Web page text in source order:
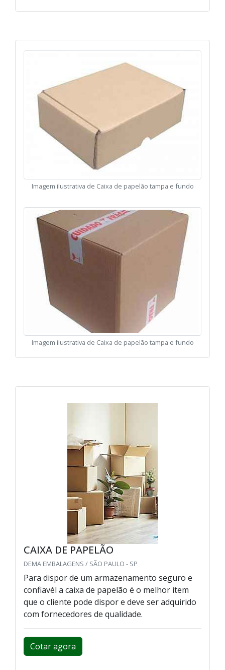
Imagem ilustrativa de Caixa de papelão tampa e fundo
Imagem ilustrativa de Caixa de papelão tampa e fundo
CAIXA DE PAPELÃO
DEMA EMBALAGENS / SÃO PAULO - SP
Para dispor de um armazenamento seguro e
confiavél a caixa de papelão é o melhor item
que o cliente pode dispor e deve ser adquirido
com fornecedores de qualidade.
Cotar agora